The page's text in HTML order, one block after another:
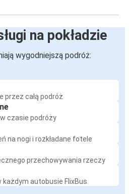
na pokładzie
wygodniejszą podróż:
przez całą podróż
czasie podróży
na nogi i rozkładane fotele
przechowywania rzeczy
każdym autobusie FlixBus